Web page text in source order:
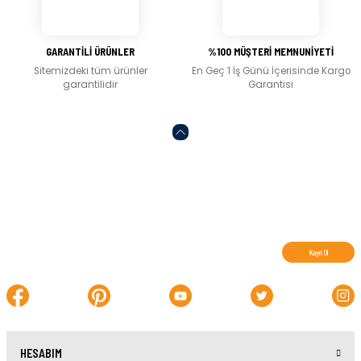
GARANTİLİ ÜRÜNLER
Sitemizdeki tüm ürünler
garantilidir
%100 MÜŞTERİ MEMNUNİYETİ
En Geç 1 İş Günü İçerisinde Kargo
Garantisi
Kayıt Ol
HESABIM